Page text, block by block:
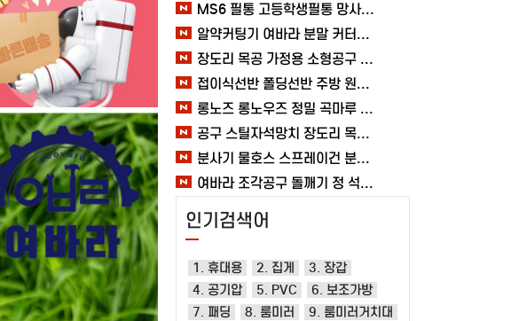
MS6 필통 고등학생필통 망사 여바라 투명 다용도 메쉬 파우치
알약커팅기 여바라 분말 커터기 절단기 분쇄기 보관함 알약가위
장도리 목공 가정용 소형공구 캠핑 손망치 휴대용 미니망치 여바라
접이식선반 폴딩선반 주방 원터치 여바라 4단, 이동식 베란다 팬트리 72x34x126.5cm, 수납 블랙
롱노즈 롱노우즈 정밀 곡마루 공구용품 작업 케이블 조립 여바라 공예 전선
공구 스틸자석망치 장도리 목공 쇠망치 캠핑 목수 가정용 빠루 여바라
분사기 물호스 스프레이건 분사건 청소 베란다 대형 원예용 수도 욕실 여바라
여바라 조각공구 돌깨기 정 석공 250x16mm 조각정 송곳형 손보호
인기검색어
1. 휴대용 2. 집게
3. 장갑
4. 공기압
5. PVC
6. 보조가방
7. 패딩
8. 룸미러
9. 룸미러거치대